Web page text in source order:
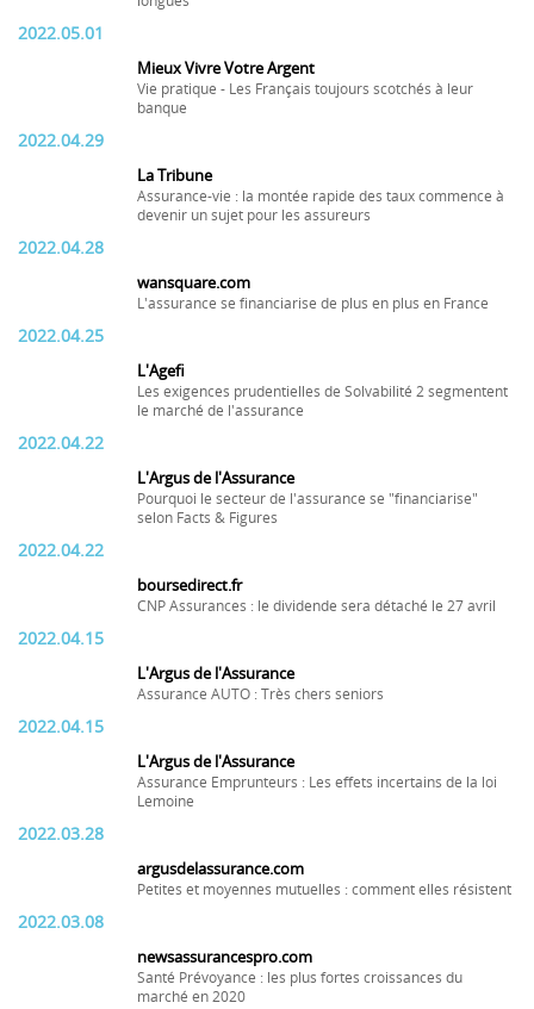
2022.05.01
Mieux Vivre Votre Argent
Vie pratique - Les Français toujours scotchés à leur
banque
2022.04.29
La Tribune
Assurance-vie : la montée rapide des taux commence à
devenir un sujet pour les assureurs
2022.04.28
wansquare.com
L'assurance se financiarise de plus en plus en France
2022.04.25
L'Agefi
Les exigences prudentielles de Solvabilité 2 segmentent
le marché de l'assurance
2022.04.22
L'Argus de l'Assurance
Pourquoi le secteur de l'assurance se "financiarise"
selon Facts & Figures
2022.04.22
boursedirect.fr
CNP Assurances : le dividende sera détaché le 27 avril
2022.04.15
L'Argus de l'Assurance
Assurance AUTO : Très chers seniors
2022.04.15
L'Argus de l'Assurance
Assurance Emprunteurs : Les effets incertains de la loi
Lemoine
2022.03.28
argusdelassurance.com
Petites et moyennes mutuelles : comment elles résistent
2022.03.08
newsassurancespro.com
Santé Prévoyance : les plus fortes croissances du
marché en 2020